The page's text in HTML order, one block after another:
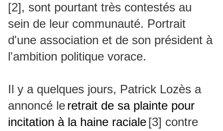
[2], sont pourtant très contestés au
sein de leur communauté. Portrait
d'une association et de son président à
l'ambition politique vorace.
Il y a quelques jours, Patrick Lozès a
annoncé leretrait de sa plainte pour
incitation à la haine raciale[3] contre